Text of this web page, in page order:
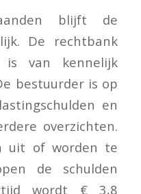
blijft de
De rechtbank
van kennelijk
bestuurder is op
en
overzichten.
uit of worden te
de schulden
wordt € 3,8